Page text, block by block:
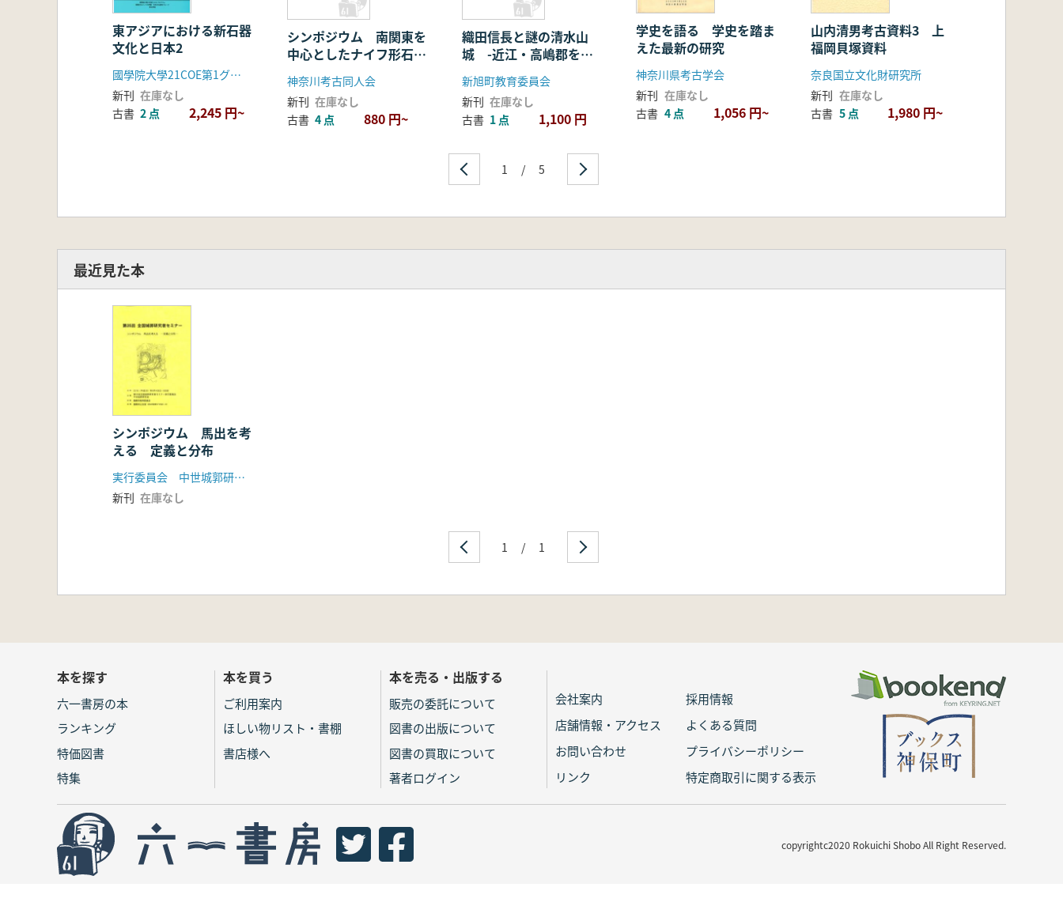
東アジアにおける新石器
文化と日本2
國學院大學21COE第1グループ考古学班
新刊 在庫なし
古書 2 点 2,245 円~
シンポジウム 南関東を
中心としたナイフ形石器
文化の諸問題
神奈川考古同人会
新刊 在庫なし
古書 4 点 880 円~
織田信長と謎の清水山
城 -近江・高嶋郡をめ
ぐる攻防-
新旭町教育委員会
新刊 在庫なし
古書 1 点 1,100 円
学史を語る 学史を踏ま
えた最新の研究
神奈川県考古学会
新刊 在庫なし
古書 4 点 1,056 円~
山内清男考古資料3 上
福岡貝塚資料
奈良国立文化財研究所
新刊 在庫なし
古書 5 点 1,980 円~
1 / 5
最近見た本
シンポジウム 馬出を考
える 定義と分布
実行委員会 中世城郭研究会
新刊 在庫なし
1 / 1
本を探す
六一書房の本
ランキング
特価図書
特集
本を買う
ご利用案内
ほしい物リスト・書棚
書店様へ
本を売る・出版する
販売の委託について
図書の出版について
図書の買取について
著者ログイン
会社案内
採用情報
店舗情報・アクセス
よくある質問
お問い合わせ
プライバシーポリシー
リンク
特定商取引に関する表示
copyrightc2020 Rokuichi Shobo All Right Reserved.